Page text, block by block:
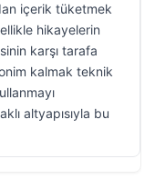
içerik tüketmek
hikayelerin
karşı tarafa
kalmak teknik
altyapısıyla bu